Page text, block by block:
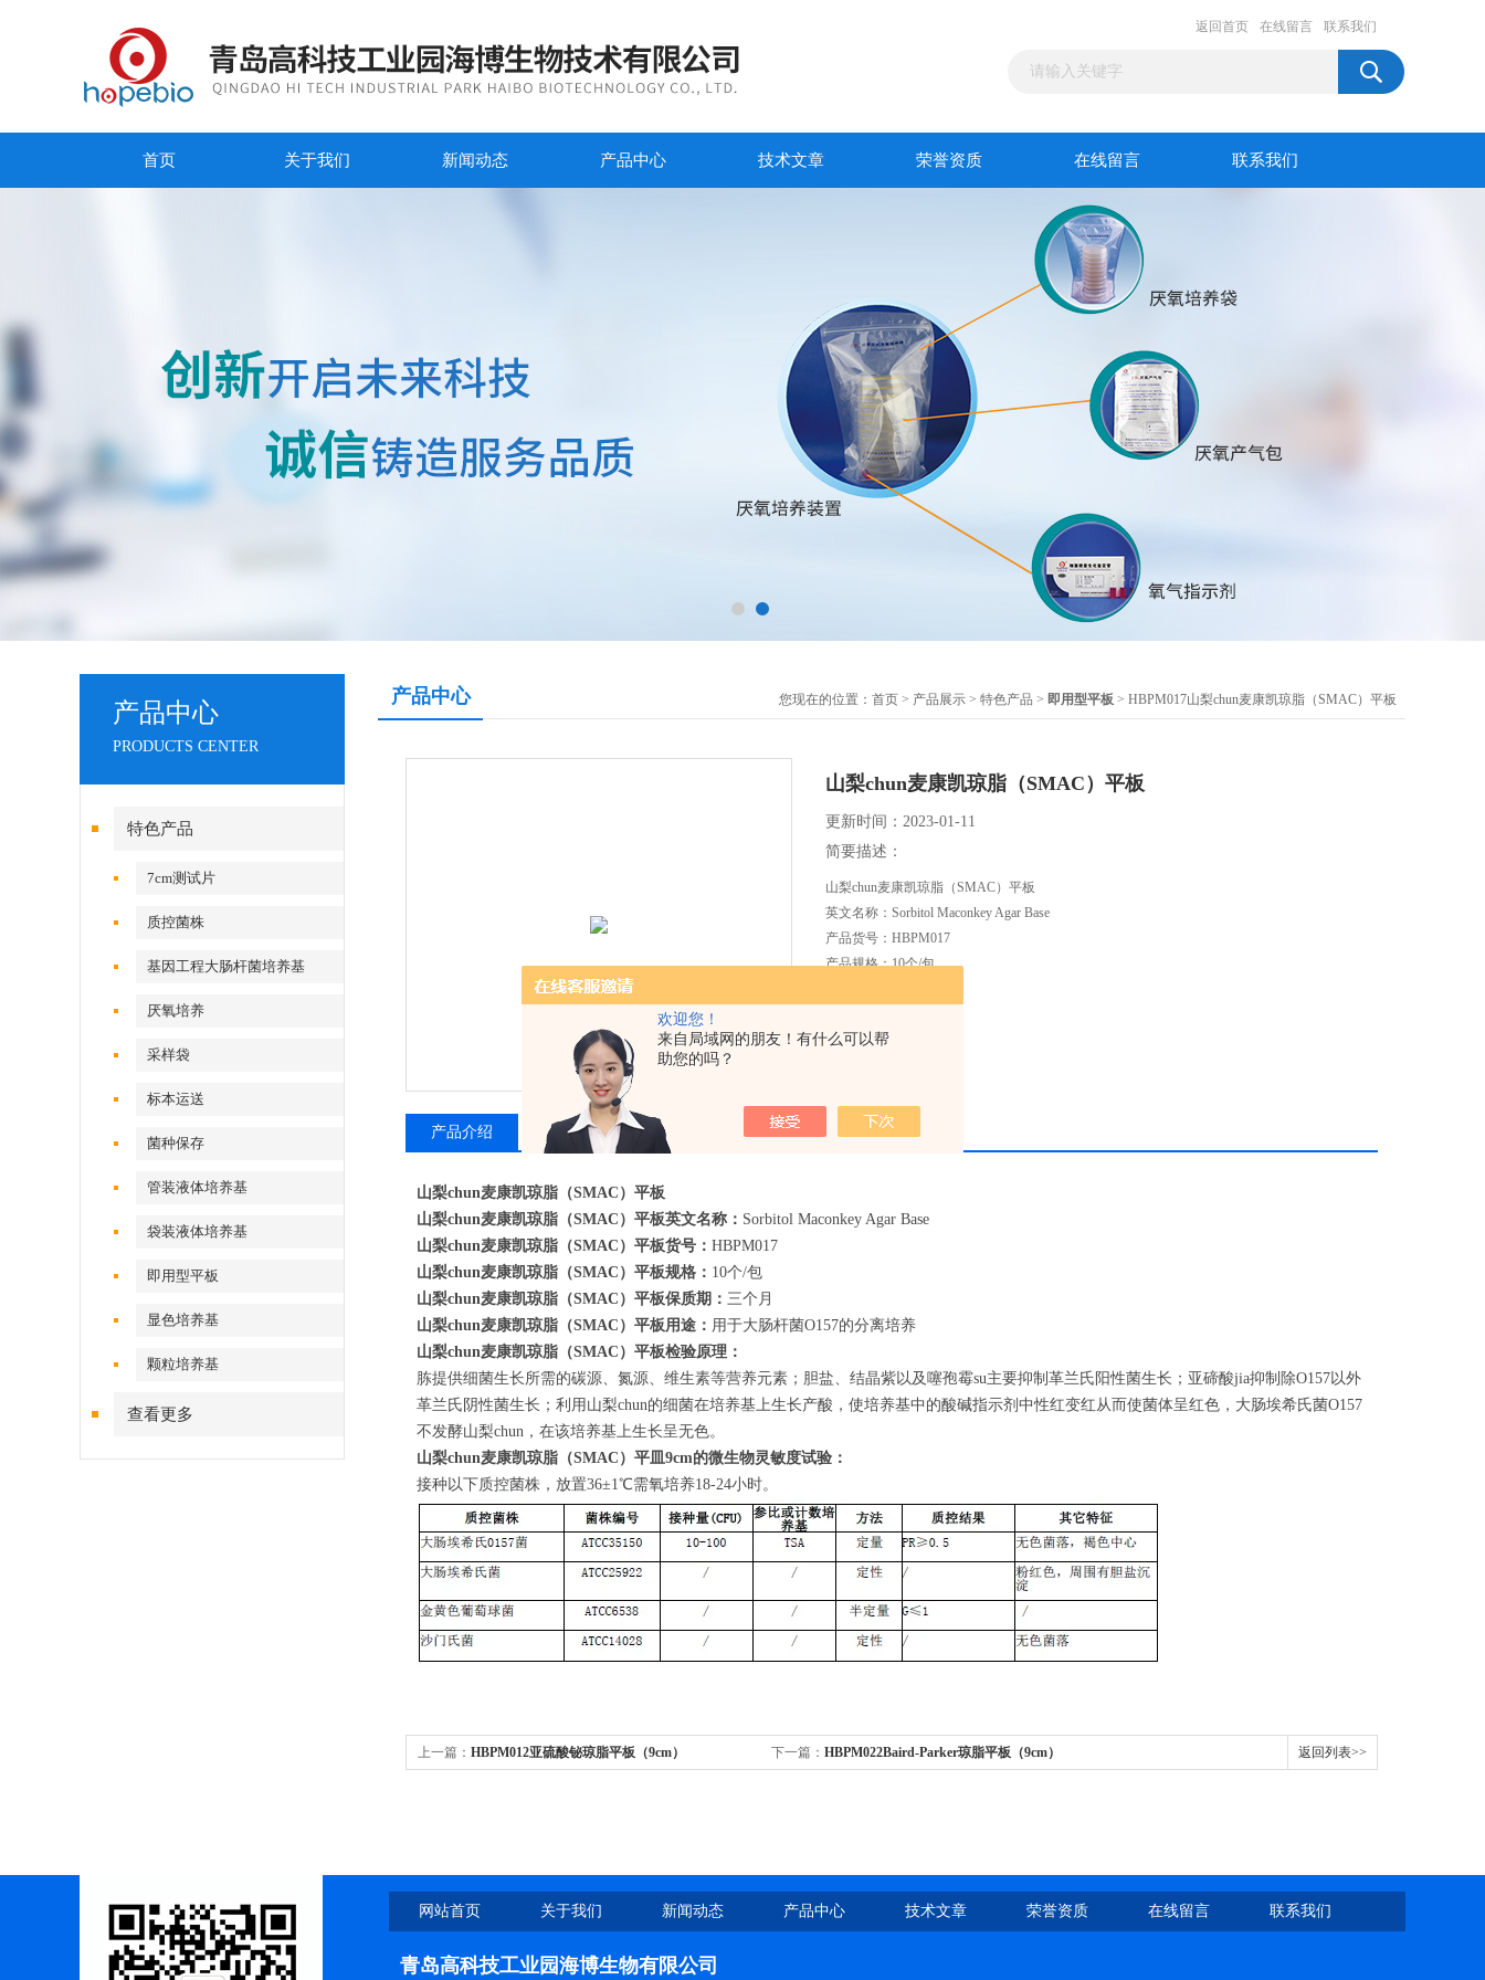
欢迎您！
来自局域网的朋友！有什么可以帮
助您的吗？
返回首页 在线留言 联系我们
首页 关于我们 新闻动态 产品中心 技术文章 荣誉资质 在线留言 联系我们
产品中心
PRODUCTS CENTER
特色产品
7cm测试片
质控菌株
基因工程大肠杆菌培养基
厌氧培养
采样袋
标本运送
菌种保存
管装液体培养基
袋装液体培养基
即用型平板
显色培养基
颗粒培养基
查看更多
产品中心 您现在的位置： 首页 > 产品展示 > 特色产品 > 即用型平板 > HBPM017山梨chun麦康凯琼脂（SMAC）平板
山梨chun麦康凯琼脂（SMAC）平板
更新时间：2023-01-11
简要描述：
山梨chun麦康凯琼脂（SMAC）平板
英文名称：Sorbitol Maconkey Agar Base
产品货号：HBPM017
产品规格：10个/包
备注：保存温度：2-8℃
产品介绍 相关产品 留言询价
山梨chun麦康凯琼脂（SMAC）平板
山梨chun麦康凯琼脂（SMAC）平板英文名称： Sorbitol Maconkey Agar Base
山梨chun麦康凯琼脂（SMAC）平板货号： HBPM017
山梨chun麦康凯琼脂（SMAC）平板规格： 10个/包
山梨chun麦康凯琼脂（SMAC）平板保质期： 三个月
山梨chun麦康凯琼脂（SMAC）平板用途： 用于大肠杆菌O157的分离培养
山梨chun麦康凯琼脂（SMAC）平板检验原理：
胨提供细菌生长所需的碳源、氮源、维生素等营养元素；胆盐、结晶紫以及噻孢霉su主要抑制革兰氏阳性菌生长；亚碲酸jia抑制除O157以外
革兰氏阴性菌生长；利用山梨chun的细菌在培养基上生长产酸，使培养基中的酸碱指示剂中性红变红从而使菌体呈红色，大肠埃希氏菌O157
不发酵山梨chun，在该培养基上生长呈无色。
山梨chun麦康凯琼脂（SMAC）平皿9cm的微生物灵敏度试验：
接种以下质控菌株，放置36±1℃需氧培养18-24小时。
上一篇： HBPM012亚硫酸铋琼脂平板（9cm） 下一篇： HBPM022Baird-Parker琼脂平板（9cm） 返回列表>>
网站首页 关于我们 新闻动态 产品中心 技术文章 荣誉资质 在线留言 联系我们
青岛高科技工业园海博生物有限公司